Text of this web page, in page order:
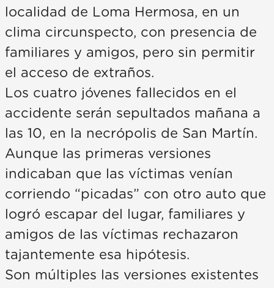
localidad de Loma Hermosa, en un
clima circunspecto, con presencia de
familiares y amigos, pero sin permitir
el acceso de extraños.
Los cuatro jóvenes fallecidos en el
accidente serán sepultados mañana a
las 10, en la necrópolis de San Martín.
Aunque las primeras versiones
indicaban que las víctimas venían
corriendo “picadas” con otro auto que
logró escapar del lugar, familiares y
amigos de las víctimas rechazaron
tajantemente esa hipótesis.
Son múltiples las versiones existentes